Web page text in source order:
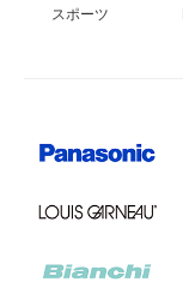
スポーツ